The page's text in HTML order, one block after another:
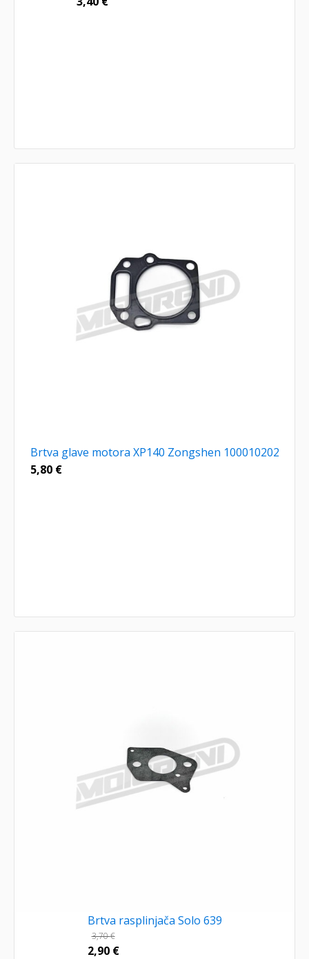
Brtva glave motora XP140 Zongshen 100010202
5,80 €
Brtva rasplinjača Solo 639
3,70€
2,90 €